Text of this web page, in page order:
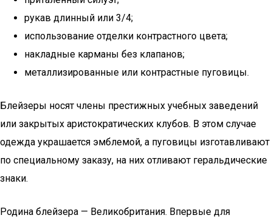
рукав длинный или 3/4;
использование отделки контрастного цвета;
накладные карманы без клапанов;
металлизированные или контрастные пуговицы.
Блейзеры носят члены престижных учебных заведений
или закрытых аристократических клубов. В этом случае
одежда украшается эмблемой, а пуговицы изготавливают
по специальному заказу, на них отливают геральдические
знаки.
Родина блейзера — Великобритания. Впервые для